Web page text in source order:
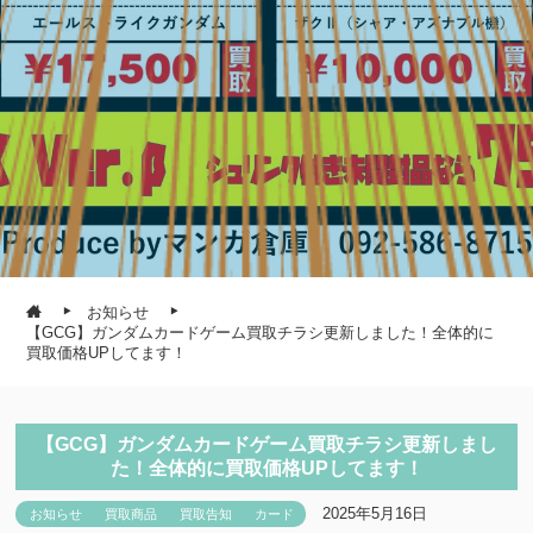
お知らせ
【GCG】ガンダムカードゲーム買取チラシ更新しました！全体的に
買取価格UPしてます！
【GCG】ガンダムカードゲーム買取チラシ更新しまし
た！全体的に買取価格UPしてます！
お知らせ 買取商品 買取告知 カード 2025年5月16日